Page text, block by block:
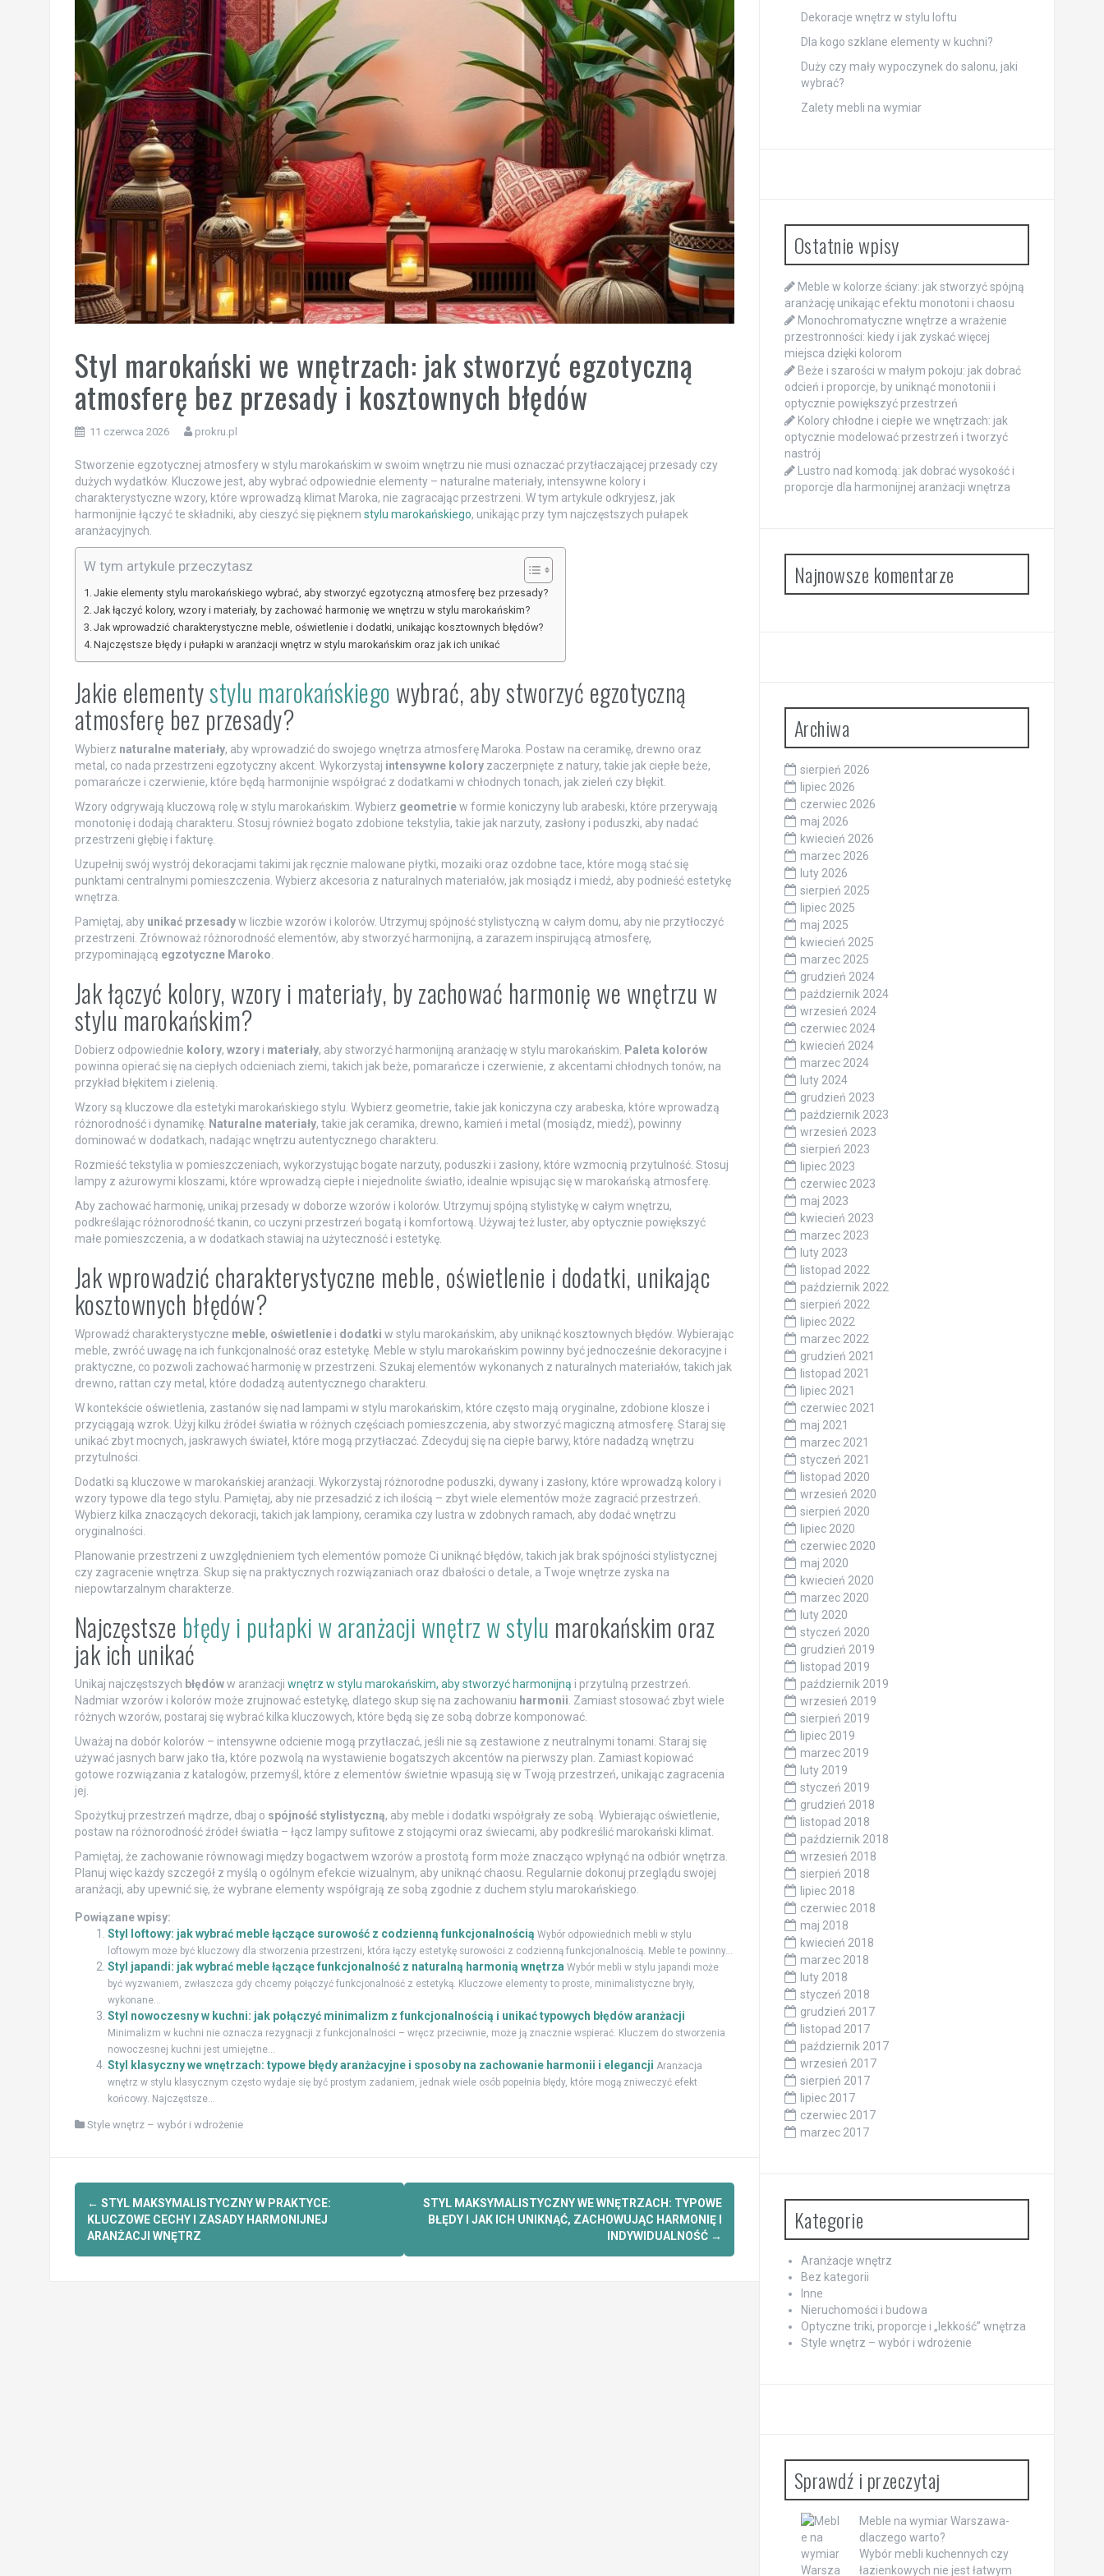
Styl marokański we wnętrzach: jak stworzyć egzotyczną
atmosferę bez przesady i kosztownych błędów
11 czerwca 2026 prokru.pl
Stworzenie egzotycznej atmosfery w stylu marokańskim w swoim wnętrzu nie musi oznaczać przytłaczającej przesady czy
dużych wydatków. Kluczowe jest, aby wybrać odpowiednie elementy – naturalne materiały, intensywne kolory i
charakterystyczne wzory, które wprowadzą klimat Maroka, nie zagracając przestrzeni. W tym artykule odkryjesz, jak
harmonijnie łączyć te składniki, aby cieszyć się pięknem stylu marokańskiego, unikając przy tym najczęstszych pułapek
aranżacyjnych.
W tym artykule przeczytasz
Jakie elementy stylu marokańskiego wybrać, aby stworzyć egzotyczną atmosferę bez przesady?
Jak łączyć kolory, wzory i materiały, by zachować harmonię we wnętrzu w stylu marokańskim?
Jak wprowadzić charakterystyczne meble, oświetlenie i dodatki, unikając kosztownych błędów?
Najczęstsze błędy i pułapki w aranżacji wnętrz w stylu marokańskim oraz jak ich unikać
Jakie elementystylu marokańskiego wybrać, aby stworzyć egzotyczną
atmosferę bez przesady?
Wybierz naturalne materiały, aby wprowadzić do swojego wnętrza atmosferę Maroka. Postaw na ceramikę, drewno oraz
metal, co nada przestrzeni egzotyczny akcent. Wykorzystaj intensywne koloryzaczerpnięte z natury, takie jak ciepłe beże,
pomarańcze i czerwienie, które będą harmonijnie współgrać z dodatkami w chłodnych tonach, jak zieleń czy błękit.
Wzory odgrywają kluczową rolę w stylu marokańskim. Wybierz geometriew formie koniczyny lub arabeski, które przerywają
monotonię i dodają charakteru. Stosuj również bogato zdobione tekstylia, takie jak narzuty, zasłony i poduszki, aby nadać
przestrzeni głębię i fakturę.
Uzupełnij swój wystrój dekoracjami takimi jak ręcznie malowane płytki, mozaiki oraz ozdobne tace, które mogą stać się
punktami centralnymi pomieszczenia. Wybierz akcesoria z naturalnych materiałów, jak mosiądz i miedź, aby podnieść estetykę
wnętrza.
Pamiętaj, aby unikać przesadyw liczbie wzorów i kolorów. Utrzymuj spójność stylistyczną w całym domu, aby nie przytłoczyć
przestrzeni. Zrównoważ różnorodność elementów, aby stworzyć harmonijną, a zarazem inspirującą atmosferę,
przypominającą egzotyczne Maroko
Jak łączyć kolory, wzory i materiały, by zachować harmonię we wnętrzu w
stylu marokańskim?
Dobierz odpowiednie kolory, wzoryi materiały, aby stworzyć harmonijną aranżację w stylu marokańskim.
Paleta kolorów
powinna opierać się na ciepłych odcieniach ziemi, takich jak beże, pomarańcze i czerwienie, z akcentami chłodnych tonów, na
przykład błękitem i zielenią.
Wzory są kluczowe dla estetyki marokańskiego stylu. Wybierz geometrie, takie jak koniczyna czy arabeska, które wprowadzą
różnorodność i dynamikę. Naturalne materiały, takie jak ceramika, drewno, kamień i metal (mosiądz, miedź), powinny
dominować w dodatkach, nadając wnętrzu autentycznego charakteru.
Rozmieść tekstylia w pomieszczeniach, wykorzystując bogate narzuty, poduszki i zasłony, które wzmocnią przytulność. Stosuj
lampy z ażurowymi kloszami, które wprowadzą ciepłe i niejednolite światło, idealnie wpisując się w marokańską atmosferę.
Aby zachować harmonię, unikaj przesady w doborze wzorów i kolorów. Utrzymuj spójną stylistykę w całym wnętrzu,
podkreślając różnorodność tkanin, co uczyni przestrzeń bogatą i komfortową. Używaj też luster, aby optycznie powiększyć
małe pomieszczenia, a w dodatkach stawiaj na użyteczność i estetykę.
Jak wprowadzić charakterystyczne meble, oświetlenie i dodatki, unikając
kosztownych błędów?
Wprowadź charakterystyczne meble, oświetleniei dodatki w stylu marokańskim, aby uniknąć kosztownych błędów. Wybierając
meble, zwróć uwagę na ich funkcjonalność oraz estetykę. Meble w stylu marokańskim powinny być jednocześnie dekoracyjne i
praktyczne, co pozwoli zachować harmonię w przestrzeni. Szukaj elementów wykonanych z naturalnych materiałów, takich jak
drewno, rattan czy metal, które dodadzą autentycznego charakteru.
W kontekście oświetlenia, zastanów się nad lampami w stylu marokańskim, które często mają oryginalne, zdobione klosze i
przyciągają wzrok. Użyj kilku źródeł światła w różnych częściach pomieszczenia, aby stworzyć magiczną atmosferę. Staraj się
unikać zbyt mocnych, jaskrawych świateł, które mogą przytłaczać. Zdecyduj się na ciepłe barwy, które nadadzą wnętrzu
przytulności.
Dodatki są kluczowe w marokańskiej aranżacji. Wykorzystaj różnorodne poduszki, dywany i zasłony, które wprowadzą kolory i
wzory typowe dla tego stylu. Pamiętaj, aby nie przesadzić z ich ilością – zbyt wiele elementów może zagracić przestrzeń.
Wybierz kilka znaczących dekoracji, takich jak lampiony, ceramika czy lustra w zdobnych ramach, aby dodać wnętrzu
oryginalności.
Planowanie przestrzeni z uwzględnieniem tych elementów pomoże Ci uniknąć błędów, takich jak brak spójności stylistycznej
czy zagracenie wnętrza. Skup się na praktycznych rozwiązaniach oraz dbałości o detale, a Twoje wnętrze zyska na
niepowtarzalnym charakterze.
Najczęstsze błędy i pułapki w aranżacji wnętrz w stylu marokańskim oraz
jak ich unikać
Unikaj najczęstszych błędóww aranżacji wnętrz w stylu marokańskim, aby stworzyć harmonijną i przytulną przestrzeń.
Nadmiar wzorów i kolorów może zrujnować estetykę, dlatego skup się na zachowaniu harmonii . Zamiast stosować zbyt wiele
różnych wzorów, postaraj się wybrać kilka kluczowych, które będą się ze sobą dobrze komponować.
Uważaj na dobór kolorów – intensywne odcienie mogą przytłaczać, jeśli nie są zestawione z neutralnymi tonami. Staraj się
używać jasnych barw jako tła, które pozwolą na wystawienie bogatszych akcentów na pierwszy plan. Zamiast kopiować
gotowe rozwiązania z katalogów, przemyśl, które z elementów świetnie wpasują się w Twoją przestrzeń, unikając zagracenia
jej.
Spożytkuj przestrzeń mądrze, dbaj o spójność stylistyczną, aby meble i dodatki współgrały ze sobą. Wybierając oświetlenie,
postaw na różnorodność źródeł światła – łącz lampy sufitowe z stojącymi oraz świecami, aby podkreślić marokański klimat.
Pamiętaj, że zachowanie równowagi między bogactwem wzorów a prostotą form może znacząco wpłynąć na odbiór wnętrza.
Planuj więc każdy szczegół z myślą o ogólnym efekcie wizualnym, aby uniknąć chaosu. Regularnie dokonuj przeglądu swojej
aranżacji, aby upewnić się, że wybrane elementy współgrają ze sobą zgodnie z duchem stylu marokańskiego.
Powiązane wpisy:
Styl loftowy: jak wybrać meble łączące surowość z codzienną funkcjonalnością Wybór odpowiednich mebli w stylu
loftowym może być kluczowy dla stworzenia przestrzeni, która łączy estetykę surowości z codzienną funkcjonalnością. Meble te powinny...
Styl japandi: jak wybrać meble łączące funkcjonalność z naturalną harmonią wnętrza Wybór mebli w stylu japandi może
być wyzwaniem, zwłaszcza gdy chcemy połączyć funkcjonalność z estetyką. Kluczowe elementy to proste, minimalistyczne bryły,
wykonane...
Styl nowoczesny w kuchni: jak połączyć minimalizm z funkcjonalnością i unikać typowych błędów aranżacji
Minimalizm w kuchni nie oznacza rezygnacji z funkcjonalności – wręcz przeciwnie, może ją znacznie wspierać. Kluczem do stworzenia
nowoczesnej kuchni jest umiejętne...
Styl klasyczny we wnętrzach: typowe błędy aranżacyjne i sposoby na zachowanie harmonii i elegancji Aranżacja
wnętrz w stylu klasycznym często wydaje się być prostym zadaniem, jednak wiele osób popełnia błędy, które mogą zniweczyć efekt
końcowy. Najczęstsze...
Style wnętrz – wybór i wdrożenie
Zobacz
wpisy
← STYL MAKSYMALISTYCZNY W PRAKTYCE:
KLUCZOWE CECHY I ZASADY HARMONIJNEJ
ARANŻACJI WNĘTRZ
STYL MAKSYMALISTYCZNY WE WNĘTRZACH: TYPOWE
BŁĘDY I JAK ICH UNIKNĄĆ, ZACHOWUJĄC HARMONIĘ I
INDYWIDUALNOŚĆ →
Dekoracje wnętrz w stylu loftu
Dla kogo szklane elementy w kuchni?
Duży czy mały wypoczynek do salonu, jaki
wybrać?
Zalety mebli na wymiar
Ostatnie wpisy
Meble w kolorze ściany: jak stworzyć spójną
aranżację unikając efektu monotoni i chaosu
Monochromatyczne wnętrze a wrażenie
przestronności: kiedy i jak zyskać więcej
miejsca dzięki kolorom
Beże i szarości w małym pokoju: jak dobrać
odcień i proporcje, by uniknąć monotonii i
optycznie powiększyć przestrzeń
Kolory chłodne i ciepłe we wnętrzach: jak
optycznie modelować przestrzeń i tworzyć
nastrój
Lustro nad komodą: jak dobrać wysokość i
proporcje dla harmonijnej aranżacji wnętrza
Najnowsze komentarze
Archiwa
sierpień 2026
lipiec 2026
czerwiec 2026
maj 2026
kwiecień 2026
marzec 2026
luty 2026
sierpień 2025
lipiec 2025
maj 2025
kwiecień 2025
marzec 2025
grudzień 2024
październik 2024
wrzesień 2024
czerwiec 2024
kwiecień 2024
marzec 2024
luty 2024
grudzień 2023
październik 2023
wrzesień 2023
sierpień 2023
lipiec 2023
czerwiec 2023
maj 2023
kwiecień 2023
marzec 2023
luty 2023
listopad 2022
październik 2022
sierpień 2022
lipiec 2022
marzec 2022
grudzień 2021
listopad 2021
lipiec 2021
czerwiec 2021
maj 2021
marzec 2021
styczeń 2021
listopad 2020
wrzesień 2020
sierpień 2020
lipiec 2020
czerwiec 2020
maj 2020
kwiecień 2020
marzec 2020
luty 2020
styczeń 2020
grudzień 2019
listopad 2019
październik 2019
wrzesień 2019
sierpień 2019
lipiec 2019
marzec 2019
luty 2019
styczeń 2019
grudzień 2018
listopad 2018
październik 2018
wrzesień 2018
sierpień 2018
lipiec 2018
czerwiec 2018
maj 2018
kwiecień 2018
marzec 2018
luty 2018
styczeń 2018
grudzień 2017
listopad 2017
październik 2017
wrzesień 2017
sierpień 2017
lipiec 2017
czerwiec 2017
marzec 2017
Kategorie
Aranżacje wnętrz
Bez kategorii
Inne
Nieruchomości i budowa
Optyczne triki, proporcje i „lekkość” wnętrza
Style wnętrz – wybór i wdrożenie
Sprawdź i przeczytaj
Meble na wymiar Warszawa-
dlaczego warto?
Wybór mebli kuchennych czy
łazienkowych nie jest łatwym